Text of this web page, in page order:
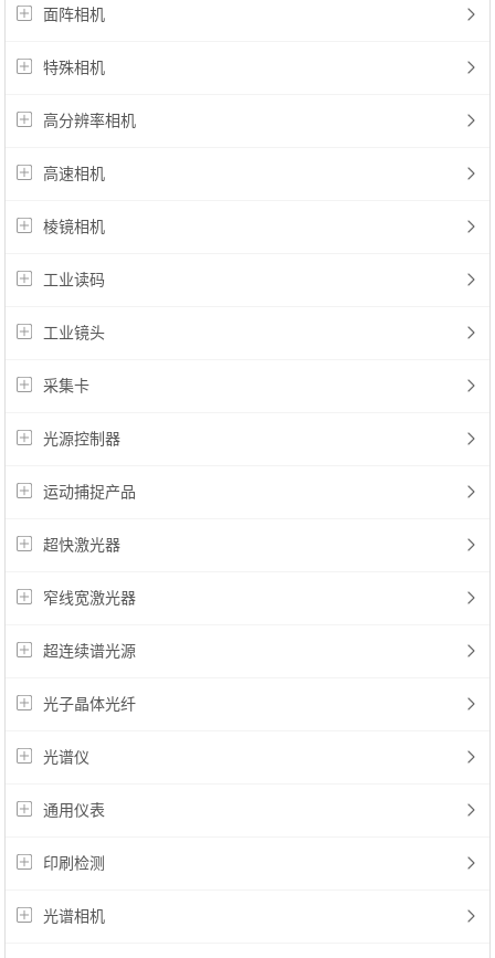
面阵相机
特殊相机
高分辨率相机
高速相机
棱镜相机
工业读码
工业镜头
采集卡
光源控制器
运动捕捉产品
超快激光器
窄线宽激光器
超连续谱光源
光子晶体光纤
光谱仪
通用仪表
印刷检测
光谱相机